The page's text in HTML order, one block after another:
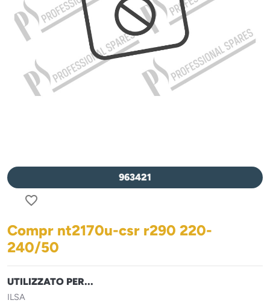
963421
favorite_border
Compr nt2170u-csr r290 220-
240/50
UTILIZZATO PER...
ILSA